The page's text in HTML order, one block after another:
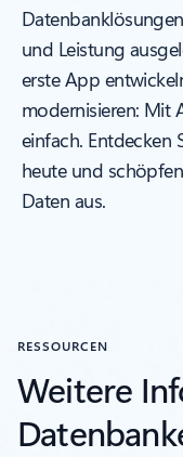
und Leistung
erste App
modernisieren: Mit
einfach. Entdecken
heute und
Daten aus.
RESSOURCEN
Weitere